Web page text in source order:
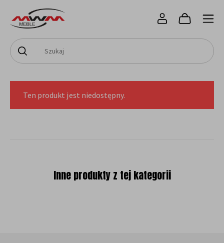
Ten produkt jest niedostępny.
Inne produkty z tej kategorii